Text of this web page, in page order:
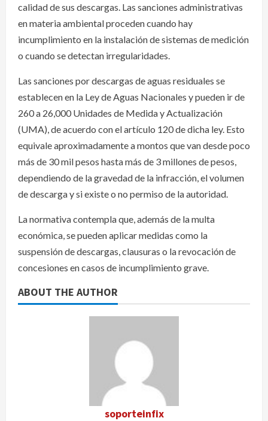
calidad de sus descargas. Las sanciones administrativas
en materia ambiental proceden cuando hay
incumplimiento en la instalación de sistemas de medición
o cuando se detectan irregularidades.
Las sanciones por descargas de aguas residuales se
establecen en la Ley de Aguas Nacionales y pueden ir de
260 a 26,000 Unidades de Medida y Actualización
(UMA), de acuerdo con el artículo 120 de dicha ley. Esto
equivale aproximadamente a montos que van desde poco
más de 30 mil pesos hasta más de 3 millones de pesos,
dependiendo de la gravedad de la infracción, el volumen
de descarga y si existe o no permiso de la autoridad.
La normativa contempla que, además de la multa
económica, se pueden aplicar medidas como la
suspensión de descargas, clausuras o la revocación de
concesiones en casos de incumplimiento grave.
ABOUT THE AUTHOR
soporteinfix